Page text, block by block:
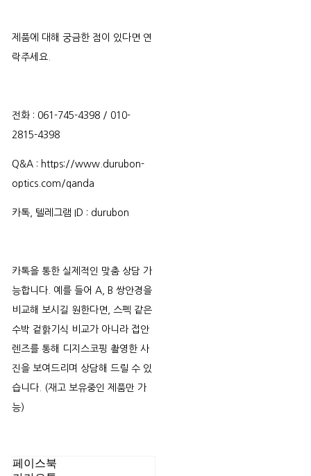
제품에 대해 궁금한 점이 있다면 연
락주세요.
전화 : 061-745-4398 / 010-
2815-4398
Q&A : https://www.durubon-
optics.com/qanda
카톡, 텔레그램 ID : durubon
카톡을 통한 실제적인 맞춤 상담 가
능합니다. 예를 들어 A, B 쌍안경을
비교해 보시길 원한다면, 스펙 같은
수박 겉핡기식 비교가 아니라 접안
렌즈를 통해 디지스코핑 촬영한 사
진을 보여드리며 상담해 드릴 수 있
습니다. (재고 보유중인 제품만 가
능)
페이스북